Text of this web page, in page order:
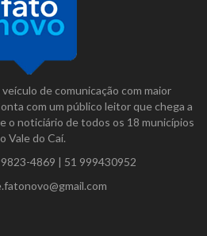
de comunicação com maior
com um público leitor que chega a
o noticiário de todos os 18 municípios
Vale do Caí.
4869 | 51 999430952